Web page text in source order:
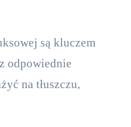
są kluczem
odpowiednie
na tłuszczu,